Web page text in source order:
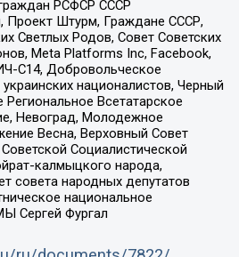
РСФСР СССР
Проект Штурм, Граждане СССР,
Светлых Родов, Совет Советских
Meta Platforms Inc, Facebook,
С14, Добровольческое
националистов, Черный
Региональное Всетатарское
Невоград, Молодежное
Весна, Верховный Совет
Социалистической
калмыцкого народа,
совета народных депутатов
национальное
Сергей Фургал